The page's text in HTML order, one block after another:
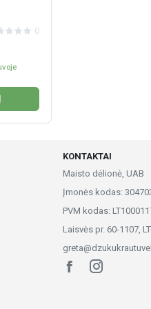
0
KONTAKTAI
Maisto dėlionė, UAB
Įmonės kodas:
PVM kodas:
Laisvės pr. 60-1107,